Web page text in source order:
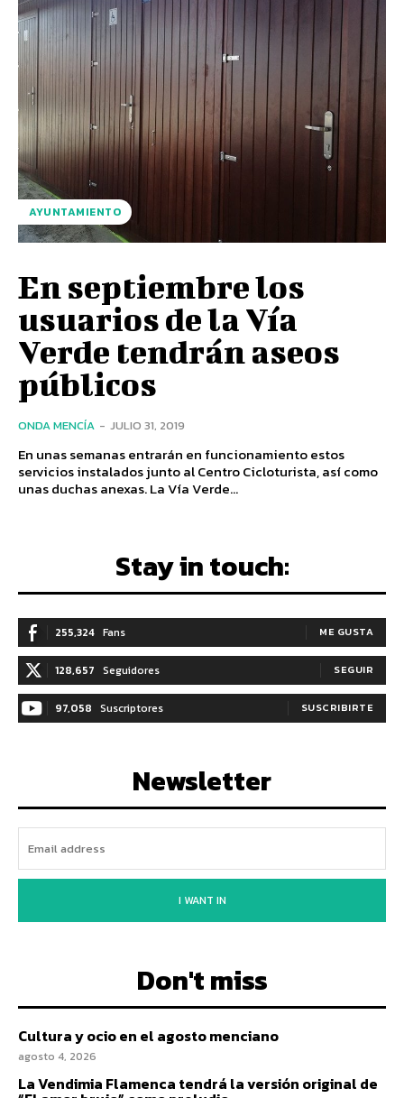
AYUNTAMIENTO
En septiembre los
usuarios de la Vía
Verde tendrán aseos
públicos
ONDA MENCÍA - JULIO 31, 2019
En unas semanas entrarán en funcionamiento estos
servicios instalados junto al Centro Cicloturista, así como
unas duchas anexas. La Vía Verde...
Stay in touch:
255,324 Fans ME GUSTA
128,657 Seguidores SEGUIR
97,058 Suscriptores SUSCRIBIRTE
Newsletter
I WANT IN
Don't miss
Cultura y ocio en el agosto menciano
agosto 4, 2026
La Vendimia Flamenca tendrá la versión original de